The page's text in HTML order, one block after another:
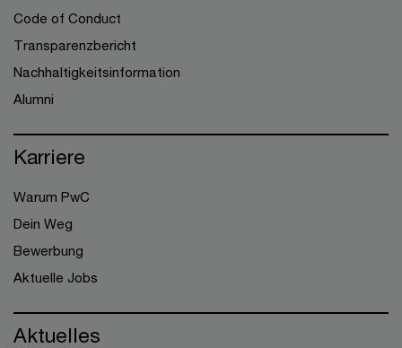
Code of Conduct
Transparenzbericht
Nachhaltigkeitsinformation
Alumni
Karriere
Warum PwC
Dein Weg
Bewerbung
Aktuelle Jobs
Aktuelles